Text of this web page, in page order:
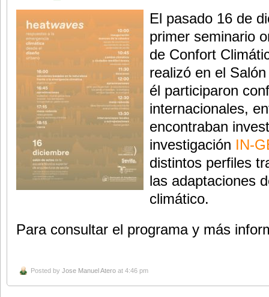
El pasado 16 de
primer seminario
de Confort
realizó en el
él participaron
internacionales,
encontraban
investigación IN-
distintos perfiles
las adaptaciones
climático.
Para consultar el programa y más
Posted by Jose Manuel Atero at 4:46 pm